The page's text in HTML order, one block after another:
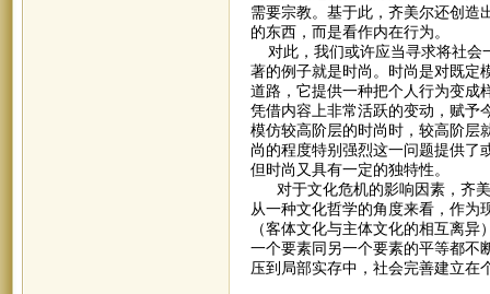
需要宗教。基于此，齐美尔还创造
的东西，而是看作内在行为。
对此，我们或许应当寻求将社会
著的例子就是时尚。时尚是对既定
道路，它提供一种把个人行为变
凭借内容上非常活跃的变动，赋予
模仿较高阶层的时尚时，较高阶层
尚的程度特别强烈这一问题提供了
但时尚又具有一定的独特性。
对于文化危机的影响因素，齐美
从一种文化哲学的角度来看，作为
（客体文化与主体文化的相互离
一个要素同另一个要素的平等都不
压到局部实存中，社会完善建立在